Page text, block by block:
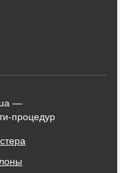
—
процедур